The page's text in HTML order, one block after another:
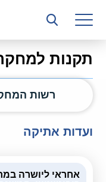
רשות המחקר
היחידה העסקית (T3)
קשרי תעשייה
ביה”ס ללימודי
כספים וכלכלה
תקנות
רשות
ועדות אתיקה
אחראי ליושרה